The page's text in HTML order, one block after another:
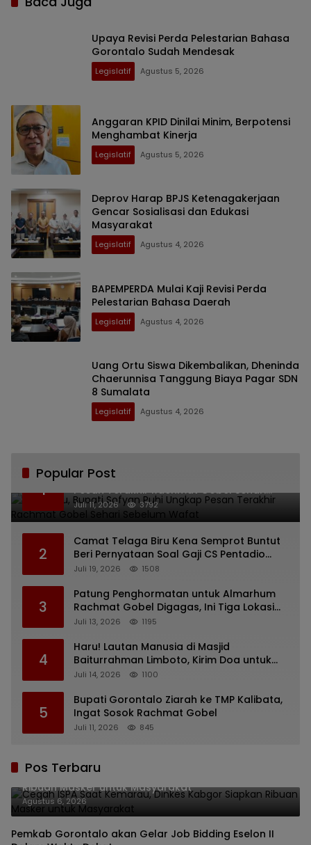
Upaya Revisi Perda Pelestarian Bahasa
Gorontalo Sudah Mendesak
Legislatif Agustus 5, 2026
Anggaran KPID Dinilai Minim, Berpotensi
Menghambat Kinerja
Legislatif Agustus 5, 2026
Deprov Harap BPJS Ketenagakerjaan
Gencar Sosialisasi dan Edukasi
Masyarakat
Legislatif Agustus 4, 2026
BAPEMPERDA Mulai Kaji Revisi Perda
Pelestarian Bahasa Daerah
Legislatif Agustus 4, 2026
Uang Ortu Siswa Dikembalikan, Dheninda
Chaerunnisa Tanggung Biaya Pagar SDN
8 Sumalata
Legislatif Agustus 4, 2026
Popular Post
1
Bikin Haru, Bupati Sofyan Puhi Ungkap
Pesan Terakhir Rachmat Gobel Sehari
Sebelum Wafat
Juli 11, 2026 3792
2
Camat Telaga Biru Kena Semprot Buntut
Beri Pernyataan Soal Gaji CS Pentadio
Barat yang Nunggak
Juli 19, 2026 1508
3
Patung Penghormatan untuk Almarhum
Rachmat Gobel Digagas, Ini Tiga Lokasi
yang Diusulkan
Juli 13, 2026 1195
4
Haru! Lautan Manusia di Masjid
Baiturrahman Limboto, Kirim Doa untuk
Almarhum Rachmat Gobel
Juli 14, 2026 1100
5
Bupati Gorontalo Ziarah ke TMP Kalibata,
Ingat Sosok Rachmat Gobel
Juli 11, 2026 845
Pos Terbaru
Cegah ISPA Saat Kemarau, Dinkes Kabgor Siapkan
Ribuan Masker untuk Masyarakat
Agustus 6, 2026
Pemkab Gorontalo akan Gelar Job Bidding Eselon II